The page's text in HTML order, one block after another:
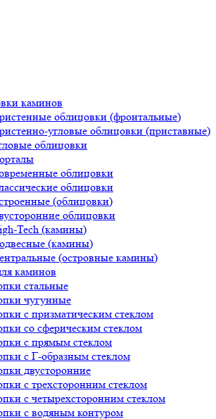
каминов
облицовки (фронтальные)
угловые облицовки (приставные)
облицовки
облицовки
облицовки
(облицовки)
облицовки
Tech (камины)
(камины)
(островные камины)
каминов
стальные
чугунные
с призматическим стеклом
со сферическим стеклом
с прямым стеклом
с Г-образным стеклом
двусторонние
с трехсторонним стеклом
с четырехсторонним стеклом
с водяным контуром